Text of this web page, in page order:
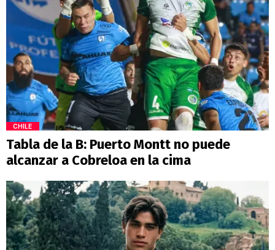
CHILE
Tabla de la B: Puerto Montt no puede
alcanzar a Cobreloa en la cima